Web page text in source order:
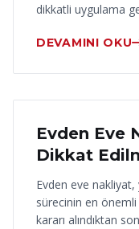
dikkatli uygulama
DEVAMINI OKU
16 Haziran 2026
Evden Eve
Dikkat
Evden eve nakliyat,
sürecinin en önemli
kararı alındıktan